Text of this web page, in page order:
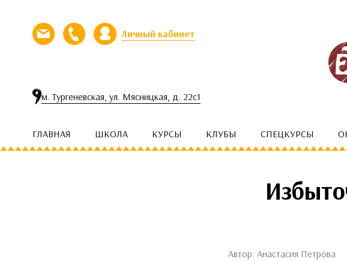
Напишите нам письмо
Позвоните намЛичный кабинет
м. Тургеневская, ул. Мясницкая, д. 22с1
ГЛАВНАЯ ШКОЛА КУРСЫ КЛУБЫ СПЕЦКУРСЫ
Автор: Анастасия Петрова